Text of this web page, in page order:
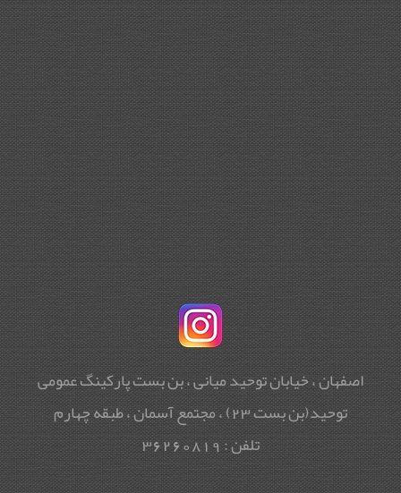
اصفهان ، خیابان توحید میانی ، بن بست پارکینگ عمومی
توحید(بن بست 23) ، مجتمع آسمان ، طبقه چهارم
تلفن : 36260819